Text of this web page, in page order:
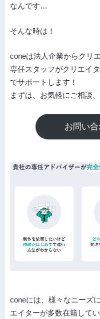
なんです…
そんな時は！
coneは法人企業からクリ
専任スタッフがクリエイ
でサポートします！
まずは、お気軽にご相談
お問い合
coneには、様々なニーズ
エイターが多数在籍してい